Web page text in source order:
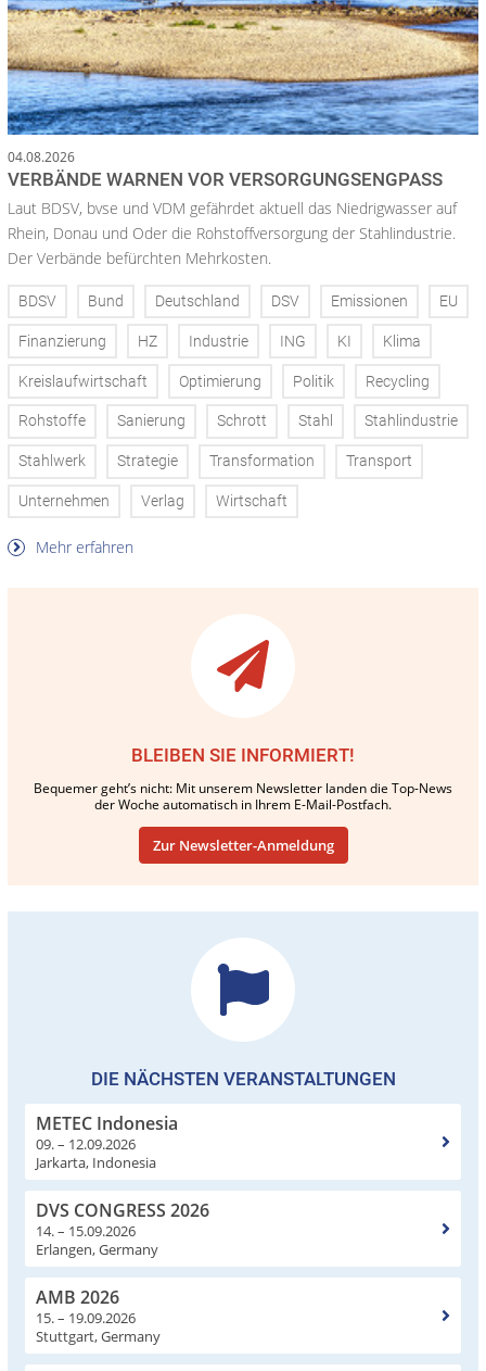
04.08.2026
VERBÄNDE WARNEN VOR VERSORGUNGSENGPASS
Laut BDSV, bvse und VDM gefährdet aktuell das Niedrigwasser auf
Rhein, Donau und Oder die Rohstoffversorgung der Stahlindustrie.
Der Verbände befürchten Mehrkosten.
BDSV Bund Deutschland DSV Emissionen EU
Finanzierung HZ Industrie ING KI Klima
Kreislaufwirtschaft Optimierung Politik Recycling
Rohstoffe Sanierung Schrott Stahl Stahlindustrie
Stahlwerk Strategie Transformation Transport
Unternehmen Verlag Wirtschaft
Mehr erfahren
BLEIBEN SIE INFORMIERT!
Bequemer geht’s nicht: Mit unserem Newsletter landen die Top-News
der Woche automatisch in Ihrem E-Mail-Postfach.
Zur Newsletter-Anmeldung
DIE NÄCHSTEN VERANSTALTUNGEN
METEC Indonesia
09. – 12.09.2026
Jarkarta, Indonesia
DVS CONGRESS 2026
14. – 15.09.2026
Erlangen, Germany
AMB 2026
15. – 19.09.2026
Stuttgart, Germany